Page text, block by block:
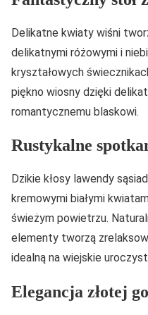
Delikatne kwiaty wiśni
delikatnymi różowymi i
kryształowych
piękno wiosny dzięki
romantycznemu blaskowi.
Rustykalne
Dzikie kłosy lawendy
kremowymi białymi
świeżym powietrzu.
elementy tworzą
idealną na wiejskie
Elegancja złotej